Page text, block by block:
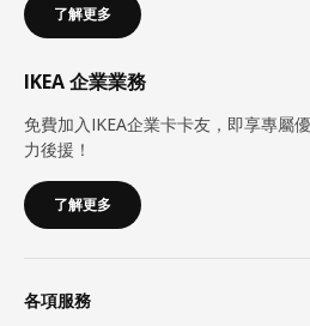
了解更多
IKEA 企業業務
免費加入IKEA企業卡卡友，即享專屬
力後援！
了解更多
各項服務